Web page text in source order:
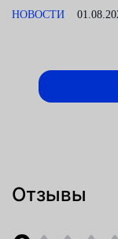
НОВОСТИ
Отзывы